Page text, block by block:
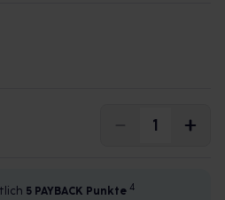
5 PAYBACK Punkte 4